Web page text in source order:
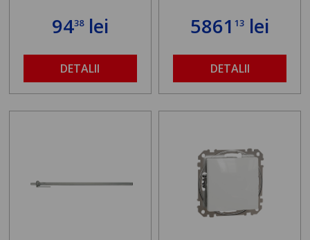
9438lei
DETALII
586113 lei
DETALII